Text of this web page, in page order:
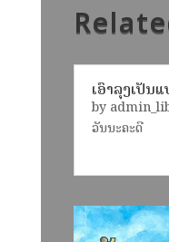
ເອົາລຸງເປັນ
by
ວັນນະຄະດີ